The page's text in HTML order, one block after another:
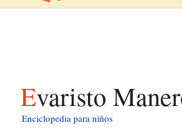
Evaristo
Enciclopedia para niños